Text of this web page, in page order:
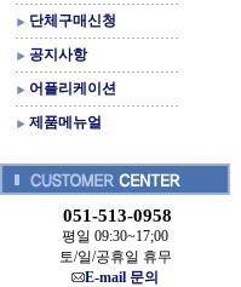
단체구매신청
공지사항
어플리케이션
제품메뉴얼
051-513-0958
평일 09:30~17;00
토/일/공휴일 휴무
E-mail 문의